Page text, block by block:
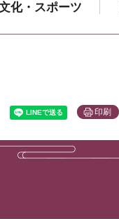
化・スポーツ
印刷